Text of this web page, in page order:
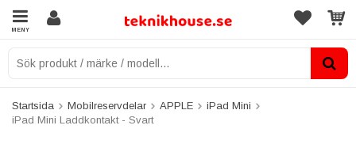
MENY
Startsida Mobilreservdelar APPLE
iPad Mini
iPad Mini Laddkontakt - Svart